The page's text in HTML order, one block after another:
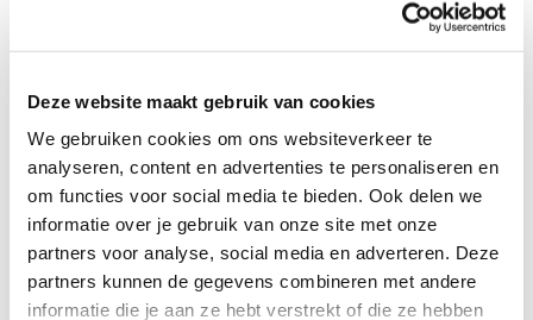
Deze website maakt gebruik van cookies
We gebruiken cookies om ons websiteverkeer te
analyseren, content en advertenties te personaliseren en
om functies voor social media te bieden. Ook delen we
informatie over je gebruik van onze site met onze
partners voor analyse, social media en adverteren. Deze
partners kunnen de gegevens combineren met andere
informatie die je aan ze hebt verstrekt of die ze hebben
Vignet Gezonde School
Ben je als school aantoonbaar bezig met
gezondheid? Dan kun je hetvignet Gezonde
School aanvragen . Je school mag zich dan 3 jaar
lang een Gezonde School noemen.